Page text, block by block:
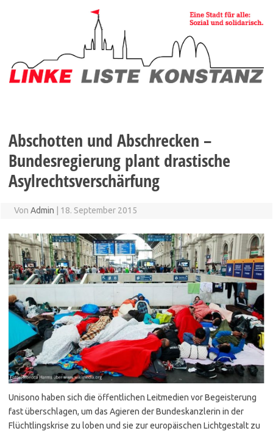
Abschotten und Abschrecken –
Bundesregierung plant drastische
Asylrechtsverschärfung
Von Admin 18. September 2015
Unisono haben sich die öffentlichen Leitmedien vor Begeisterung
fast überschlagen, um das Agieren der Bundeskanzlerin in der
Flüchtlingskrise zu loben und sie zur europäischen Lichtgestalt zu